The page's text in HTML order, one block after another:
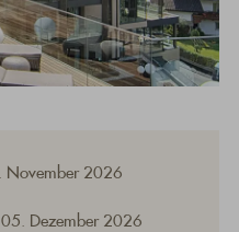
2026
Dezember 2026